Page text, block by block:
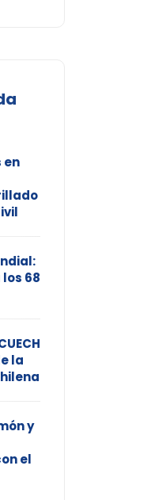
en
68
la
y
el